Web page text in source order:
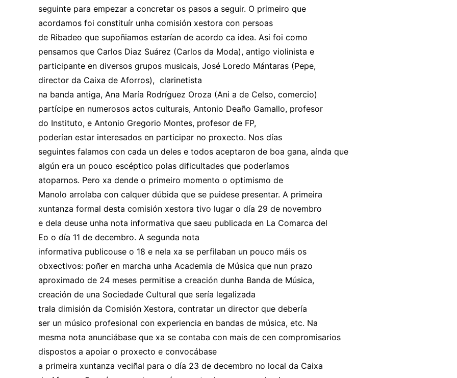
seguinte para empezar a concretar os pasos a seguir. O primeiro que
acordamos foi constituír unha comisión xestora con persoas
de Ribadeo que supoñiamos estarían de acordo ca idea. Asi foi como
pensamos que Carlos Diaz Suárez (Carlos da Moda), antigo violinista e
participante en diversos grupos musicais, José Loredo Mántaras (Pepe,
director da Caixa de Aforros), clarinetista
na banda antiga, Ana María Rodríguez Oroza (Ani a de Celso, comercio)
partícipe en numerosos actos culturais, Antonio Deaño Gamallo, profesor
do Instituto, e Antonio Gregorio Montes, profesor de FP,
poderían estar interesados en participar no proxecto. Nos días
seguintes falamos con cada un deles e todos aceptaron de boa gana, aínda que
algún era un pouco escéptico polas dificultades que poderíamos
atoparnos. Pero xa dende o primeiro momento o optimismo de
Manolo arrolaba con calquer dúbida que se puidese presentar. A primeira
xuntanza formal desta comisión xestora tivo lugar o día 29 de novembro
e dela deuse unha nota informativa que saeu publicada en La Comarca del
Eo o día 11 de decembro. A segunda nota
informativa publicouse o 18 e nela xa se perfilaban un pouco máis os
obxectivos: poñer en marcha unha Academia de Música que nun prazo
aproximado de 24 meses permitise a creación dunha Banda de Música,
creación de una Sociedade Cultural que sería legalizada
trala dimisión da Comisión Xestora, contratar un director que debería
ser un músico profesional con experiencia en bandas de música, etc. Na
mesma nota anunciábase que xa se contaba con mais de cen compromisarios
dispostos a apoiar o proxecto e convocábase
a primeira xuntanza veciñal para o día 23 de decembro no local da Caixa